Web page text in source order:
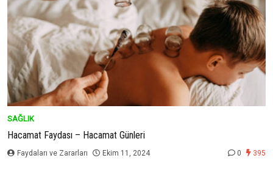
SAĞLIK
Hacamat Faydası – Hacamat Günleri
Faydaları ve Zararları Ekim 11, 2024 0 395